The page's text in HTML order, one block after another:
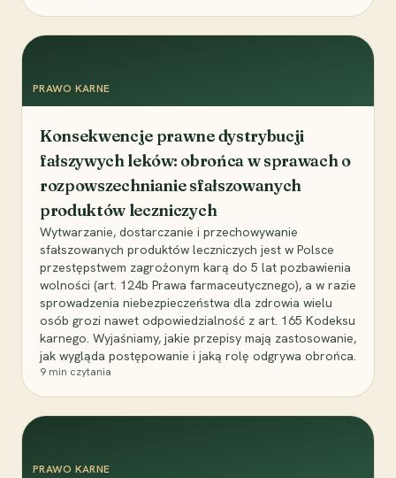
PRAWO KARNE
Konsekwencje prawne dystrybucji
fałszywych leków: obrońca w sprawach o
rozpowszechnianie sfałszowanych
produktów leczniczych
Wytwarzanie, dostarczanie i przechowywanie
sfałszowanych produktów leczniczych jest w Polsce
przestępstwem zagrożonym karą do 5 lat pozbawienia
wolności (art. 124b Prawa farmaceutycznego), a w razie
sprowadzenia niebezpieczeństwa dla zdrowia wielu
osób grozi nawet odpowiedzialność z art. 165 Kodeksu
karnego. Wyjaśniamy, jakie przepisy mają zastosowanie,
jak wygląda postępowanie i jaką rolę odgrywa obrońca.
9 min czytania
PRAWO KARNE